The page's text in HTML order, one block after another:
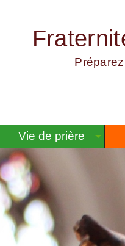
Vie de prière